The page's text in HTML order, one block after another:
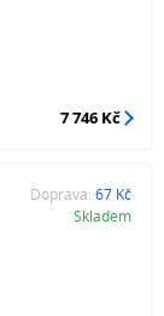
7 746 Kč
Doprava: 67 Kč
Skladem